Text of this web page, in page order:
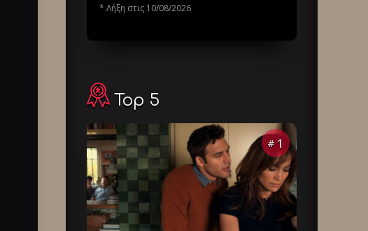
* Λήξη στις 10/08/2026
Top 5
# 1